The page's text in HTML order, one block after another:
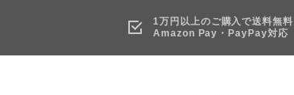
1万円以上のご購入で送料無料
Amazon Pay・PayPay対応